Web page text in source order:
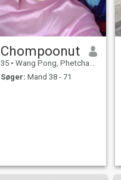
Chompoonut
35 • Wang Pong, Phetchabun, Thailand
Søger: Mand 38 - 71